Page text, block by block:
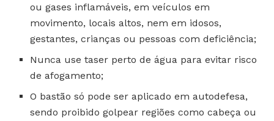
ou gases inflamáveis, em veículos em
movimento, locais altos, nem em idosos,
gestantes, crianças ou pessoas com deficiência;
Nunca use taser perto de água para evitar risco
de afogamento;
O bastão só pode ser aplicado em autodefesa,
sendo proibido golpear regiões como cabeça ou